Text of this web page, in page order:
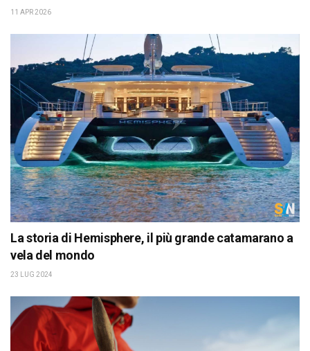
11 APR 2026
La storia di Hemisphere, il più grande catamarano a
vela del mondo
23 LUG 2024